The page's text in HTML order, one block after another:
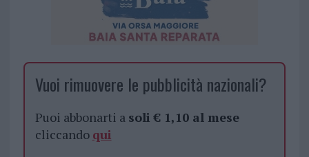
Vuoi rimuovere le pubblicità nazionali?
Puoi abbonarti a soli € 1,10 al mese
cliccando qui